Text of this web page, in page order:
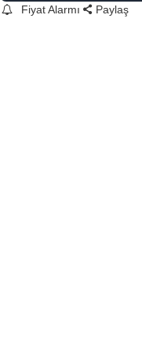
Fiyat Alarmı Paylaş